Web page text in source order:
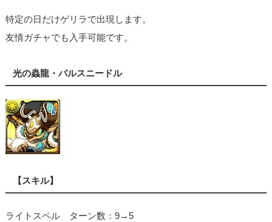
特定の日だけゲリラで出現します。
友情ガチャでも入手可能です。
光の蟲龍・パルスニードル
【スキル】
ライトスペル ターン数：9→5